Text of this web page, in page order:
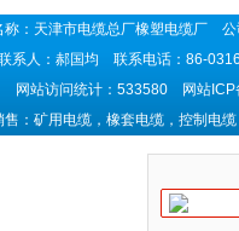
称：天津市电缆总厂橡塑电缆厂
系人：郝国均 联系电话：86-
网站访问统计：533580 网站ICP
：矿用电缆，橡套电缆，控制电